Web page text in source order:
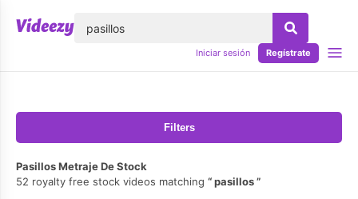
Iniciar sesión Regístrate
Filters
Pasillos Metraje De Stock
52 royalty free stock videos matching
pasillos